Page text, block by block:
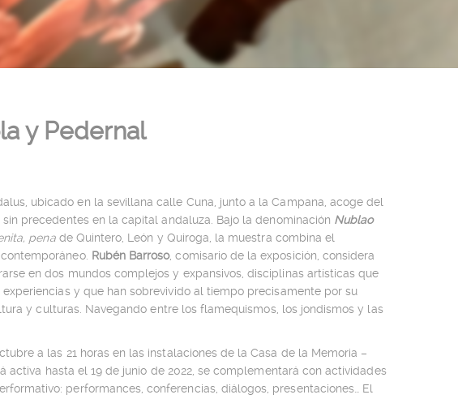
y Pedernal
ubicado en la sevillana calle Cuna, junto a la Campana, acoge del
precedentes en la capital andaluza. Bajo la denominación Nublao
penade Quintero, León y Quiroga, la muestra combina el
Rubén Barroso, comisario de la exposición, considera
en dos mundos complejos y expansivos, disciplinas artísticas que
y que han sobrevivido al tiempo precisamente por su
y culturas. Navegando entre los flamequismos, los jondismos y las
a las 21 horas en las instalaciones de la Casa de la Memoria –
activa hasta el 19 de junio de 2022, se complementará con actividades
performances, conferencias, diálogos, presentaciones… El